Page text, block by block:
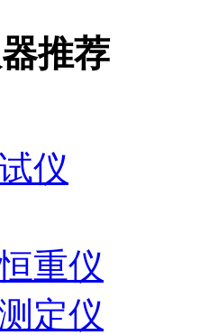
推荐
仪
重仪
定仪